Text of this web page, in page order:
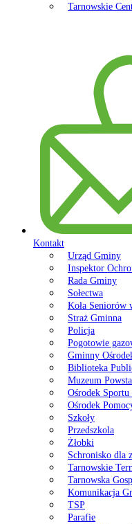
Tarnowskie
Kontakt
Urząd Gminy
Inspektor
Rada Gminy
Sołectwa
Koła Seniorów
Straż Gminna
Policja
Pogotowie
Gminny
Biblioteka
Muzeum
Ośrodek
Ośrodek
Szkoły
Przedszkola
Żłobki
Schronisko dla
Tarnowskie
Tarnowska
Komunikacja
TSP
Parafie